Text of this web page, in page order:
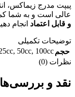
پیپت مدرج زیماکس،
عالی است و به شما
و قابل اعتماد انجام
توضیحات تکمیلی
حجم
, 50cc, 100cc
نظرات (0)
نقد و بررسی‌ها